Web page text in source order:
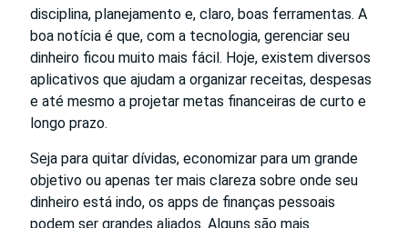
disciplina, planejamento e, claro, boas ferramentas. A
boa notícia é que, com a tecnologia, gerenciar seu
dinheiro ficou muito mais fácil. Hoje, existem diversos
aplicativos que ajudam a organizar receitas, despesas
e até mesmo a projetar metas financeiras de curto e
longo prazo.
Seja para quitar dívidas, economizar para um grande
objetivo ou apenas ter mais clareza sobre onde seu
dinheiro está indo, os apps de finanças pessoais
podem ser grandes aliados. Alguns são mais